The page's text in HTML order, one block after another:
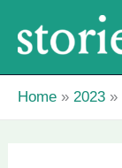
Home
2023